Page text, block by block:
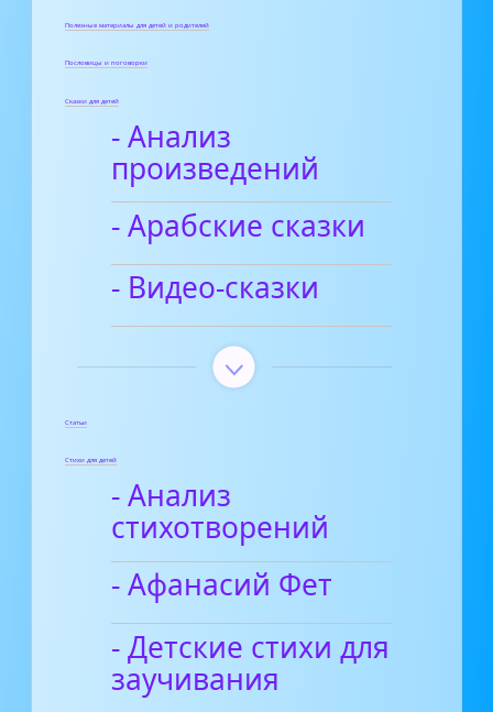
Полезные материалы для детей и родителей
Пословицы и поговорки
Сказки для детей
- Анализ
произведений
- Арабские сказки
- Видео-сказки
Статьи
Стихи для детей
- Анализ
стихотворений
- Афанасий Фет
- Детские стихи для
заучивания